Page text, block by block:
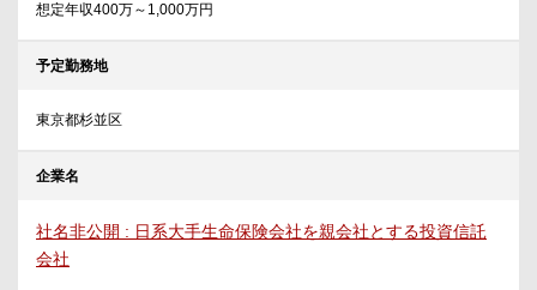
想定年収400万～1,000万円
予定勤務地
東京都杉並区
企業名
社名非公開 : 日系大手生命保険会社を親会社とする投資信託
会社